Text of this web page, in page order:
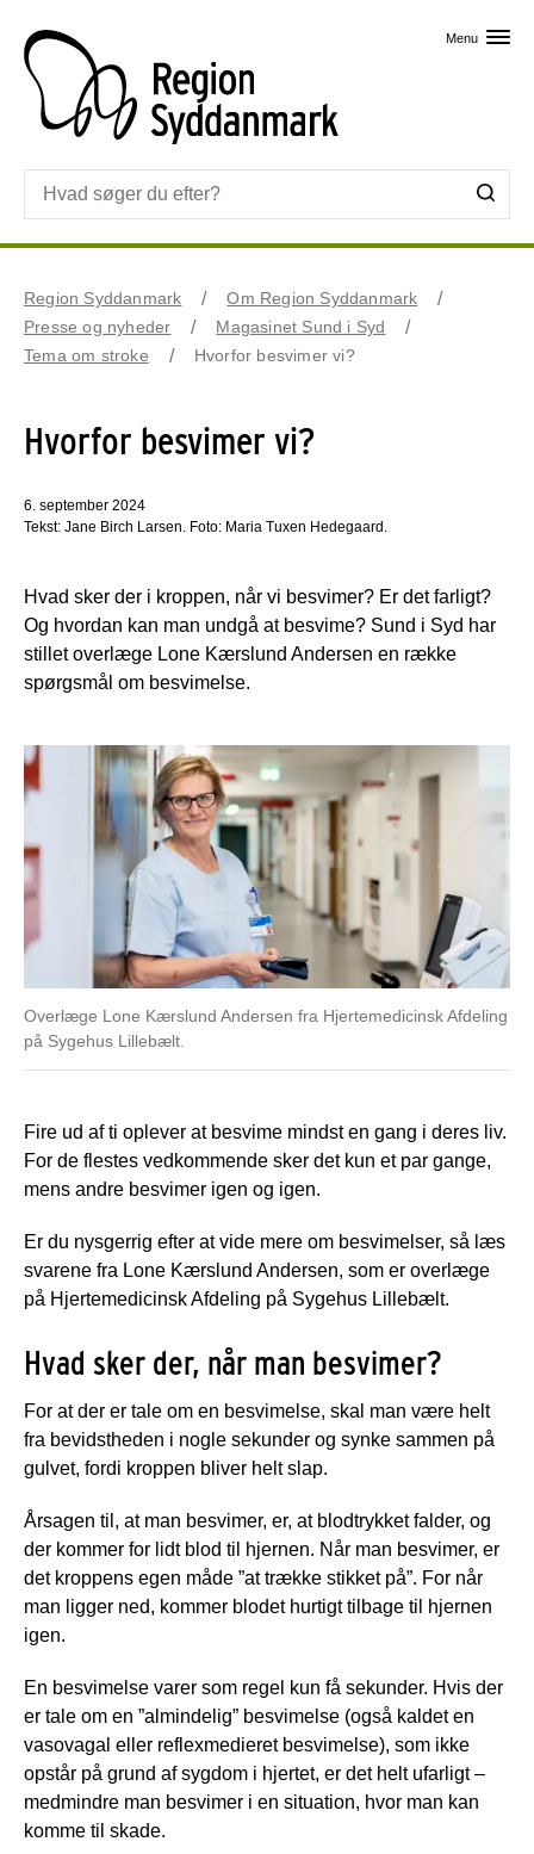
Menu
Region Syddanmark
Om Region Syddanmark
Presse og nyheder
Magasinet Sund i Syd
Tema om stroke
Hvorfor besvimer vi?
Hvorfor besvimer vi?
6. september 2024
Tekst: Jane Birch Larsen. Foto: Maria Tuxen Hedegaard.
Hvad sker der i kroppen, når vi besvimer? Er det farligt?
Og hvordan kan man undgå at besvime? Sund i Syd har
stillet overlæge Lone Kærslund Andersen en række
spørgsmål om besvimelse.
Overlæge Lone Kærslund Andersen fra Hjertemedicinsk Afdeling
på Sygehus Lillebælt.
Fire ud af ti oplever at besvime mindst en gang i deres liv.
For de flestes vedkommende sker det kun et par gange,
mens andre besvimer igen og igen.
Er du nysgerrig efter at vide mere om besvimelser, så læs
svarene fra Lone Kærslund Andersen, som er overlæge
på Hjertemedicinsk Afdeling på Sygehus Lillebælt.
Hvad sker der, når man besvimer?
For at der er tale om en besvimelse, skal man være helt
fra bevidstheden i nogle sekunder og synke sammen på
gulvet, fordi kroppen bliver helt slap.
Årsagen til, at man besvimer, er, at blodtrykket falder, og
der kommer for lidt blod til hjernen. Når man besvimer, er
det kroppens egen måde ”at trække stikket på”. For når
man ligger ned, kommer blodet hurtigt tilbage til hjernen
igen.
En besvimelse varer som regel kun få sekunder. Hvis der
er tale om en ”almindelig” besvimelse (også kaldet en
vasovagal eller reflexmedieret besvimelse), som ikke
opstår på grund af sygdom i hjertet, er det helt ufarligt –
medmindre man besvimer i en situation, hvor man kan
komme til skade.